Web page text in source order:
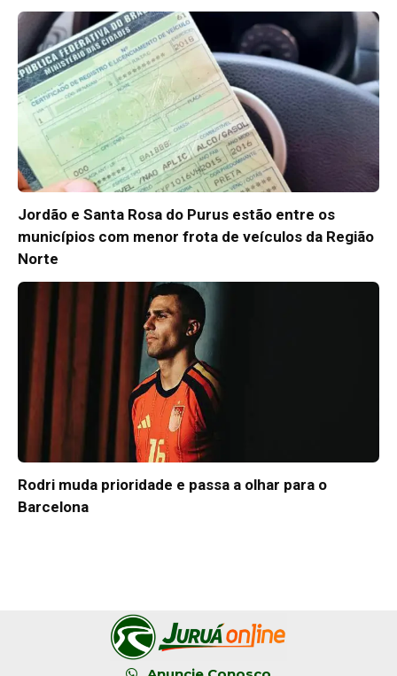
Jordão e Santa Rosa do Purus estão entre os
municípios com menor frota de veículos da Região
Norte
Rodri muda prioridade e passa a olhar para o
Barcelona